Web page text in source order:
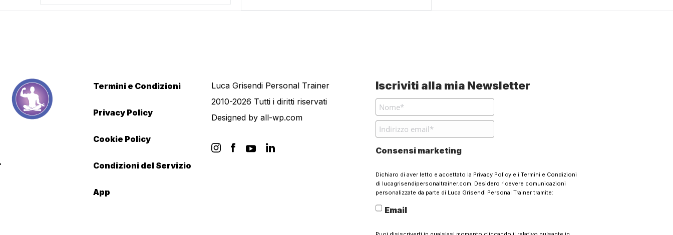
Termini e Condizioni
Privacy Policy
Cookie Policy
Condizioni del Servizio
App
Luca Grisendi Personal Trainer
2010-2026 Tutti i diritti riservati
Designed byall-wp.com
Iscriviti alla mia Newsletter
Consensi marketing
Dichiaro di aver letto e accettato la Privacy Policy e iTermini e Condizioni
di lucagrisendipersonaltrainer.com. Desidero ricevere comunicazioni
personalizzate da parte di Luca Grisendi Personal Trainer tramite:
Email